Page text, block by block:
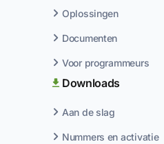
Oplossingen
Documenten
Voor programmeurs
Downloads
Aan de slag
Nummers en activatie